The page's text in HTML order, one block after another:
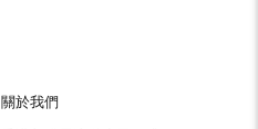
關於我們